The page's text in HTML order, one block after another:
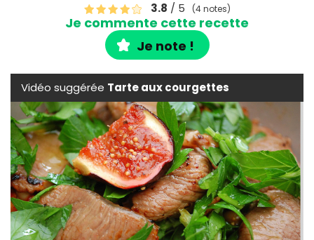
3.8 / 5 (4 notes)
Je commente cette recette
Je note !
Vidéo suggérée Tarte aux courgettes